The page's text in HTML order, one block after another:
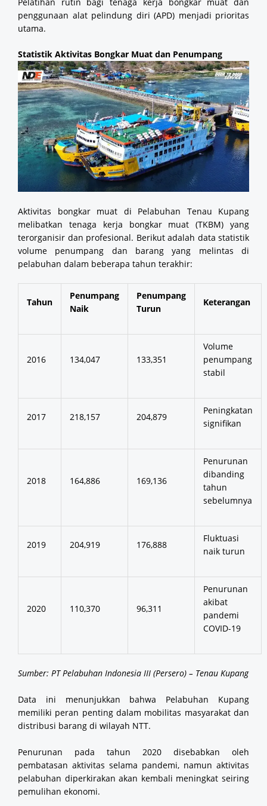
penggunaan alat pelindung diri (APD) menjadi prioritas
utama.
Statistik Aktivitas Bongkar Muat dan Penumpang
Aktivitas bongkar muat di Pelabuhan Tenau Kupang
melibatkan tenaga kerja bongkar muat (TKBM) yang
terorganisir dan profesional. Berikut adalah data statistik
volume penumpang dan barang yang melintas di
pelabuhan dalam beberapa tahun terakhir:
Tahun
Penumpang
Naik
Penumpang
Turun
Keterangan
2016 134,047 133,351
Volume
penumpang
stabil
2017 218,157 204,879
Peningkatan
signifikan
2018 164,886 169,136
Penurunan
dibanding
tahun
sebelumnya
2019 204,919 176,888
Fluktuasi
naik turun
2020 110,370 96,311
Penurunan
akibat
pandemi
COVID-19
Sumber: PT Pelabuhan Indonesia III (Persero) – Tenau Kupang
Data ini menunjukkan bahwa Pelabuhan Kupang
memiliki peran penting dalam mobilitas masyarakat dan
distribusi barang di wilayah NTT.
Penurunan pada tahun 2020 disebabkan oleh
pembatasan aktivitas selama pandemi, namun aktivitas
pelabuhan diperkirakan akan kembali meningkat seiring
pemulihan ekonomi.